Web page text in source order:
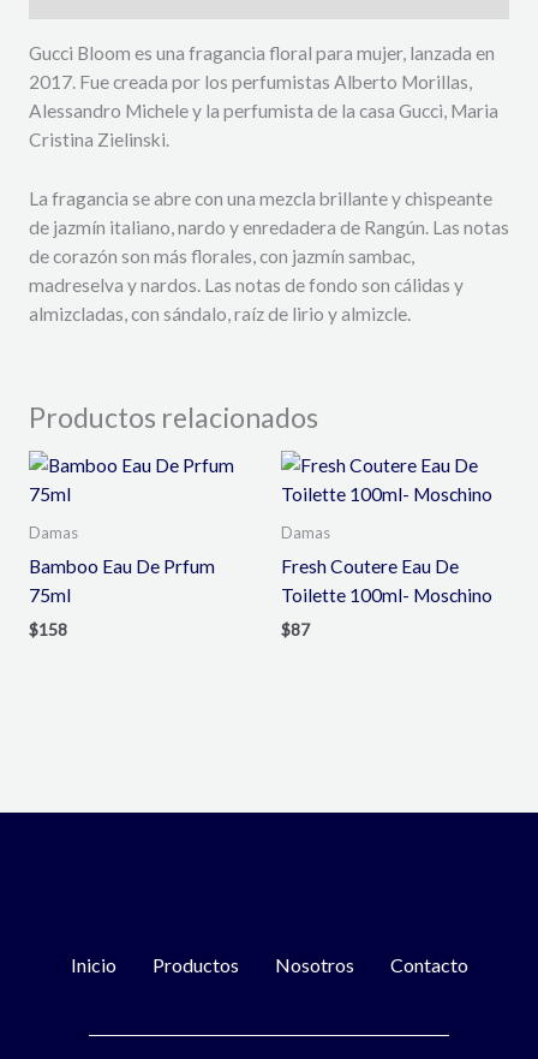
Gucci Bloom es una fragancia floral para mujer, lanzada en
2017. Fue creada por los perfumistas Alberto Morillas,
Alessandro Michele y la perfumista de la casa Gucci, Maria
Cristina Zielinski.
La fragancia se abre con una mezcla brillante y chispeante
de jazmín italiano, nardo y enredadera de Rangún. Las notas
de corazón son más florales, con jazmín sambac,
madreselva y nardos. Las notas de fondo son cálidas y
almizcladas, con sándalo, raíz de lirio y almizcle.
Productos relacionados
Damas
Bamboo Eau De Prfum
75ml
$158
Damas
Fresh Coutere Eau De
Toilette 100ml- Moschino
$87
Inicio Productos Nosotros Contacto